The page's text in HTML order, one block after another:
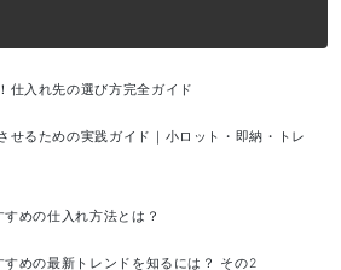
仕入れ先の選び方完全ガイド
せるための実践ガイド｜小ロット・即納・トレ
めの仕入れ方法とは？
めの最新トレンドを知るには？ その2